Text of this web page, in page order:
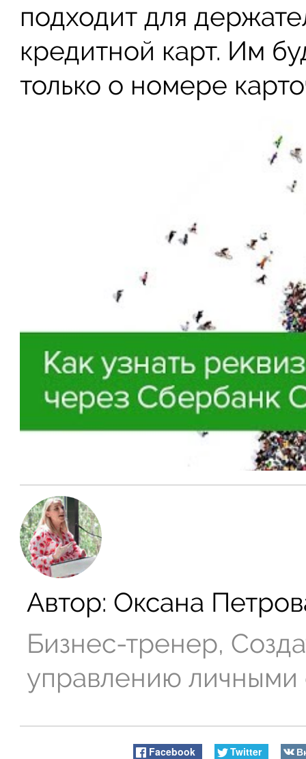
подходит для
кредитной карт. Им
только о номере
Автор: Оксана
Бизнес-тренер,
управлению
Facebook Twitter